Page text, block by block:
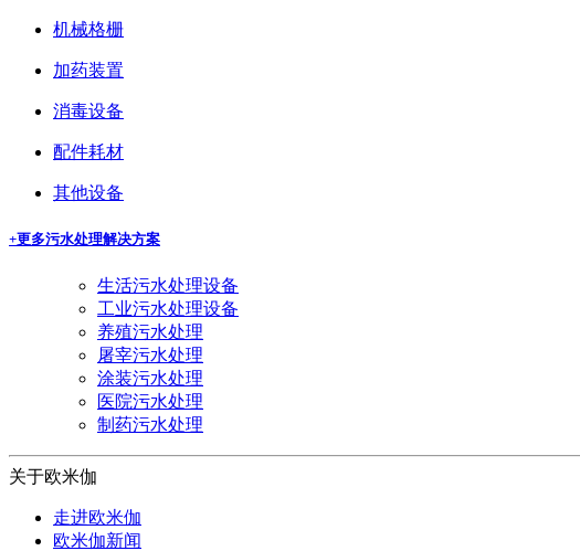
机械格栅
加药装置
消毒设备
配件耗材
其他设备
+更多污水处理解决方案
生活污水处理设备
工业污水处理设备
养殖污水处理
屠宰污水处理
涂装污水处理
医院污水处理
制药污水处理
关于欧米伽
走进欧米伽
欧米伽新闻